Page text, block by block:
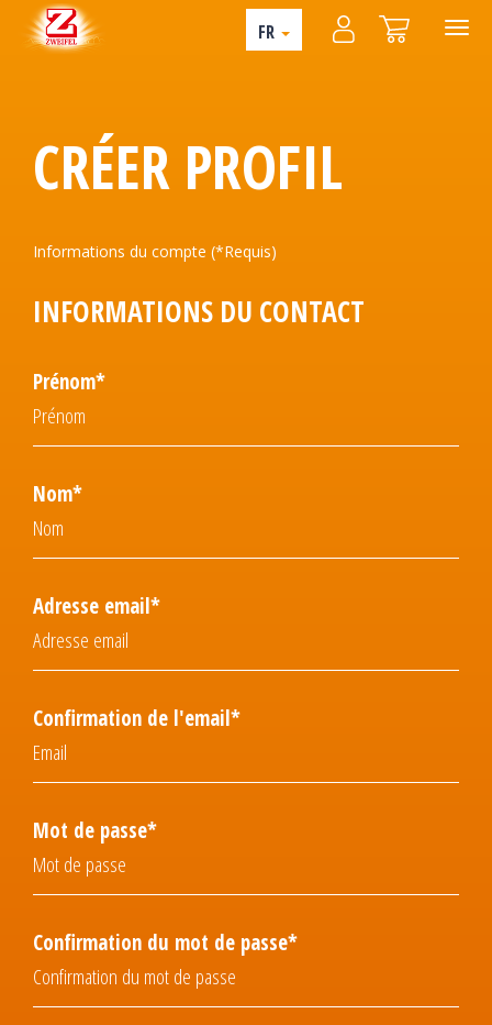
FR
CRÉER PROFIL
Informations du compte (*Requis)
INFORMATIONS DU CONTACT
Prénom*
Nom*
Adresse email*
Confirmation de l'email*
Mot de passe*
Confirmation du mot de passe*